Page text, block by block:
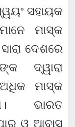
ସହାୟକ
ମାସ୍କ
ଦେଶରେ
ଦ୍ୱାରା
ମାସ୍କ
ଭାରତ
ଓ ଆବାସ